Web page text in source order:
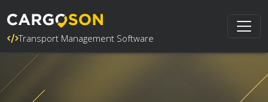
Transport Management Software